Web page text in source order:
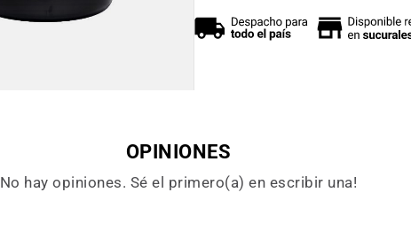
OPINIONES
No hay opiniones. Sé el primero(a) en escribir una!